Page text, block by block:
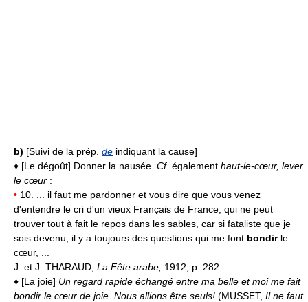
b) [Suivi de la prép. de indiquant la cause]
♦ [Le dégoût] Donner la nausée. Cf. également haut-le-cœur, lever
le cœur :
• 10. ... il faut me pardonner et vous dire que vous venez
d'entendre le cri d'un vieux Français de France, qui ne peut
trouver tout à fait le repos dans les sables, car si fataliste que je
sois devenu, il y a toujours des questions qui me font bondirle
cœur, ...
J. et J. THARAUD, La Fête arabe, 1912, p. 282.
♦ [La joie] Un regard rapide échangé entre ma belle et moi me fait
bondir le cœur de joie. Nous allions être seuls! (MUSSET, Il ne faut